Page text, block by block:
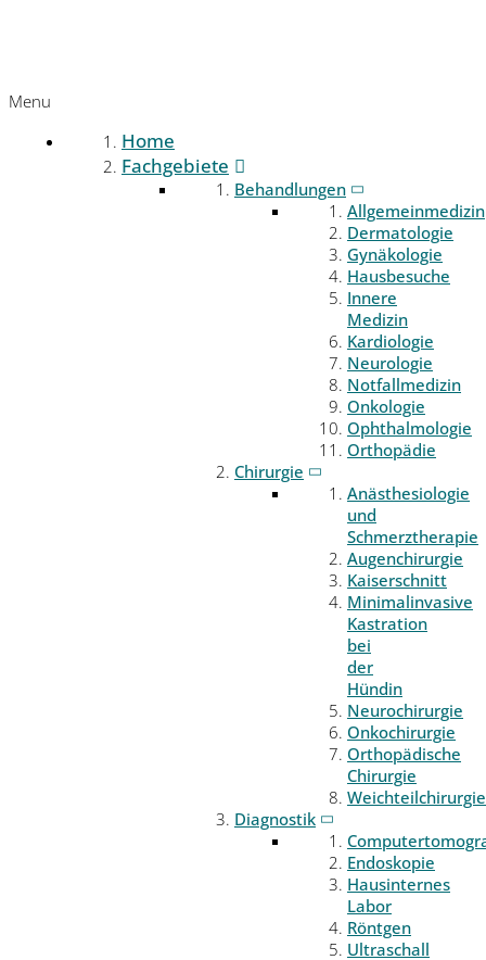
Menu
Home
Fachgebiete
Behandlungen
Allgemeinmedizin
Dermatologie
Gynäkologie
Hausbesuche
Innere
Medizin
Kardiologie
Neurologie
Notfallmedizin
Onkologie
Ophthalmologie
Orthopädie
Chirurgie
Anästhesiologie
und
Schmerztherapie
Augenchirurgie
Kaiserschnitt
Minimalinvasive
Kastration
bei
der
Hündin
Neurochirurgie
Onkochirurgie
Orthopädische
Chirurgie
Weichteilchirurgie
Diagnostik
Endoskopie
Hausinternes
Labor
Röntgen
Ultraschall